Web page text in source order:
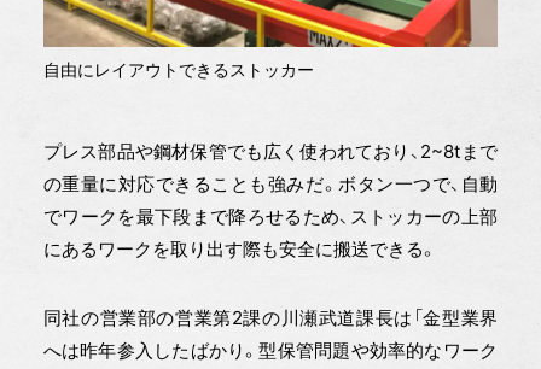
自由にレイアウトできるストッカー
プレス部品や鋼材保管でも広く使われており、2~8tまで
の重量に対応できることも強みだ。ボタン一つで、自動
でワークを最下段まで降ろせるため、ストッカーの上部
にあるワークを取り出す際も安全に搬送できる。
同社の営業部の営業第2課の川瀬武道課長は「金型業界
へは昨年参入したばかり。型保管問題や効率的なワーク